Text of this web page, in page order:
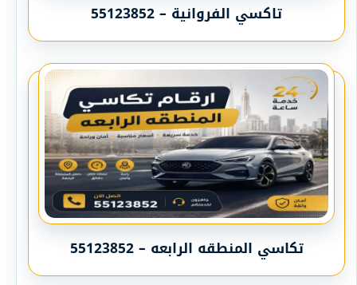
تاكسي الفروانية – 55123852
تكاسي المنطقه الرابعه – 55123852